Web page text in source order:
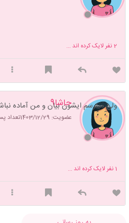
2نفر لایک کرده اند ...
حاشا9
عضویت: 1403/12/29 تعداد
ولی میترسم ایشون بیان و من آماده
1نفر لایک کرده اند ...